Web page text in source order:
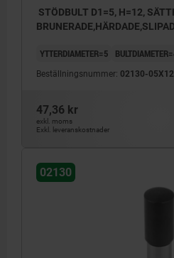
STÖDBULT D1=5, H=12,
YTTERDIAMETER=5
Beställningsnummer: 02130-05X12
47,36 kr
exkl. moms
Exkl. leveranskostnader
02130